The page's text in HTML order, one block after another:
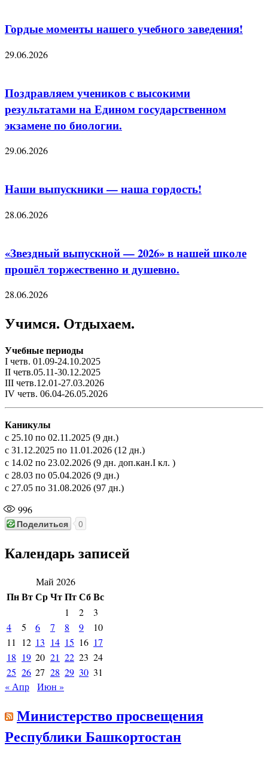
Гордые моменты нашего учебного заведения!
29.06.2026
Поздравляем учеников с высокими
результатами на Едином государственном
экзамене по биологии.
29.06.2026
Наши выпускники — наша гордость!
28.06.2026
«Звездный выпускной — 2026» в нашей школе
прошёл торжественно и душевно.
28.06.2026
Учимся. Отдыхаем.
Учебные периоды
I четв. 01.09-24.10.2025
II четв.05.11-30.12.2025
III четв.12.01-27.03.2026
IV четв. 06.04-26.05.2026
Каникулы
с 25.10 по 02.11.2025 (9 дн.)
с 31.12.2025 по 11.01.2026 (12 дн.)
с 14.02 по 23.02.2026 (9 дн. доп.кан.I кл. )
с 28.03 по 05.04.2026 (9 дн.)
с 27.05 по 31.08.2026 (97 дн.)
996
Поделиться 0
Календарь записей
Май 2026
ПнВтСрЧтПтСбВс
1 2
3
4
5 6 7 8 9
10
11
12 13 14 15 16 17
18 19 20 21 22 23 24
25 26 27 28 29 30 31
« Апр
Июн »
Министерство просвещения
Республики Башкортостан